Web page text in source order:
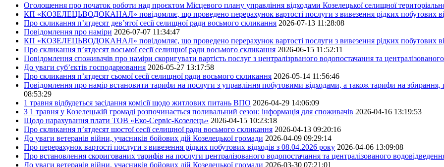
Оголошення про початок роботи над проєктом Місцевого плану управління відходами Козелецької селищної
КП «КОЗЕЛЕЦЬВОДОКАНАЛ» повідомляє, що проведено перерахунок вартості послуги з вивезення рідких побутових
Про скликання п’ятдесят дев’ятої сесії селищної ради восьмого скликання 2026-07-13 11:28:08
Повідомлення про наміри 2026-07-07 11:34:47
КП «КОЗЕЛЕЦЬВОДОКАНАЛ» повідомляє, що проведено перерахунок вартості послуги з вивезення рідких побутових
Про скликання п’ятдесят восьмої сесії селищної ради восьмого скликання 2026-06-15 11:52:11
Повідомлення споживачів про наміри скоригувати вартість послуг з централізрваного водопостачання та
До уваги суб’єктів господарювання 2026-05-27 13:17:58
Про скликання п’ятдесят сьомої сесії селищної ради восьмого скликання 2026-05-14 11:56:46
Повідомлення про намір встановити тарифи на послуги з управління побутовими відходами, а також тарифи на збирання,
08:53:29
1 травня відбудеться засідання комісії щодо житлових питань ВПО 2026-04-29 14:06:09
З 1 травня у Козелецькій громаді розпочинається поливальний сезон: інформація для споживачів 2026-04-16 13:19:53
Щодо нарахування плати ТОВ «Еко-Сервіс-Козелець» 2026-04-15 10:23:18
Про скликання п’ятдесят шостої сесії селищної ради восьмого скликання 2026-04-13 09:20:16
До уваги ветеранів війни, учасників бойових дій Козелецької громади 2026-04-09 09:29:14
Про перерахунок вартості послуги з вивезення рідких побутових відходів з 08.04.2026 року 2026-04-06 13:09:08
Про встановлення скоригованих тарифів на послуги централізованого водопостачання та централізованого
До уваги ветеранів війни, учасників бойових дій Козелецької громади 2026-03-30 07:21:01